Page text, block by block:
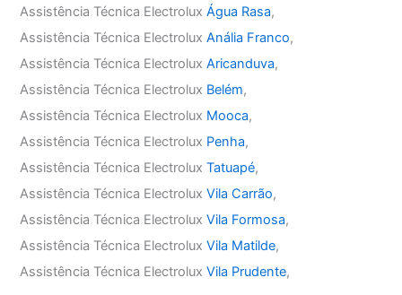
Assistência Técnica ElectroluxÁgua Rasa,
Assistência Técnica ElectroluxAnália Franco,
Assistência Técnica ElectroluxAricanduva,
Assistência Técnica Electrolux Belém,
Assistência Técnica Electrolux Mooca,
Assistência Técnica Electrolux Penha,
Assistência Técnica ElectroluxTatuapé,
Assistência Técnica ElectroluxVila Carrão,
Assistência Técnica ElectroluxVila Formosa,
Assistência Técnica ElectroluxVila Matilde,
Assistência Técnica ElectroluxVila Prudente,